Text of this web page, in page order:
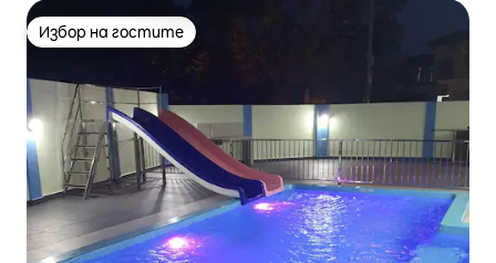
Избор на гостите
Избор на гостите